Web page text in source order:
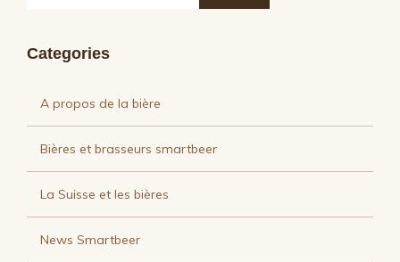
Categories
A propos de la bière
Bières et brasseurs smartbeer
La Suisse et les bières
News Smartbeer